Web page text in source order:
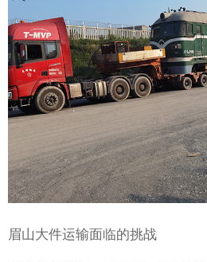
眉山大件运输面临的挑战